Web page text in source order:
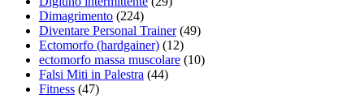
Dimagrimento (224)
Diventare Personal Trainer(49)
Ectomorfo (hardgainer) (12)
ectomorfo massa muscolare (10)
Falsi Miti in Palestra (44)
Fitness (47)